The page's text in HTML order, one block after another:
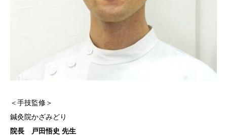
＜手技監修＞
鍼灸院かざみどり
院長 戸田悟史 先生